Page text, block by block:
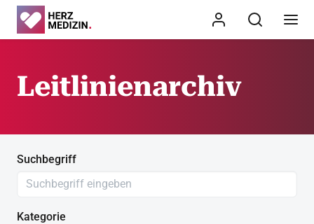
Leitlinienarchiv
Suchbegriff
Kategorie